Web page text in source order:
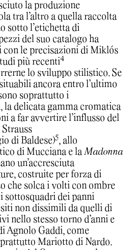
la produzione
tra l’altro a quella raccolta
sotto l’etichetta di
del suo catalogo ha
con le precisazioni di Miklós
più recenti4
lo sviluppo stilistico. Se
ancora entro l’ultimo
soprattutto i
la delicata gamma cromatica
a far avvertire l’influsso del
di Baldese)5, allo
di Mucciana e laMadonna
un’accresciuta
costruite per forza di
che solca i volti con ombre
sottosquadri dei panni
non dissimili da quelli di
nello stesso torno d’anni e
Agnolo Gaddi, come
Mariotto di Nardo.